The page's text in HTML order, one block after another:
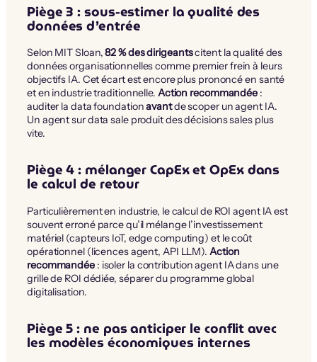
Piège 3 : sous-estimer la qualité des
données d’entrée
Selon MIT Sloan,82 % des dirigeantscitent la qualité des
données organisationnelles comme premier frein à leurs
objectifs IA. Cet écart est encore plus prononcé en santé
et en industrie traditionnelle. Action recommandée :
auditer la data foundationavantde scoper un agent IA.
Un agent sur data sale produit des décisions sales plus
vite.
Piège 4 : mélanger CapEx et OpEx dans
le calcul de retour
Particulièrement en industrie, le calcul de ROI agent IA est
souvent erroné parce qu’il mélange l’investissement
matériel (capteurs IoT, edge computing) et le coût
opérationnel (licences agent, API LLM). Action
recommandée: isoler la contribution agent IA dans une
grille de ROI dédiée, séparer du programme global
digitalisation.
Piège 5 : ne pas anticiper le conflit avec
les modèles économiques internes